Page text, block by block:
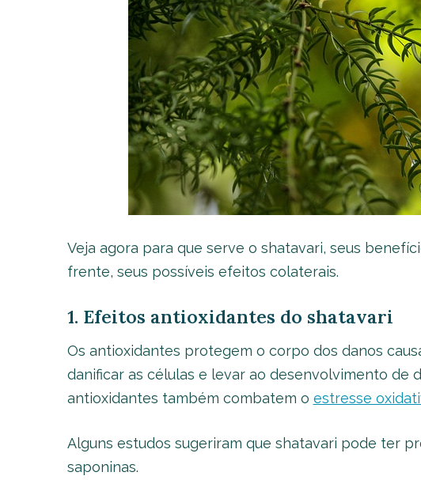
Veja agora para que serve o shatavari, seus
frente, seus possíveis efeitos colaterais.
1. Efeitos antioxidantes do shatavari
Os antioxidantes protegem o corpo dos danos
danificar as células e levar ao desenvolvimento de
antioxidantes também combatem o estresse
Alguns estudos sugeriram que shatavari pode ter
saponinas.